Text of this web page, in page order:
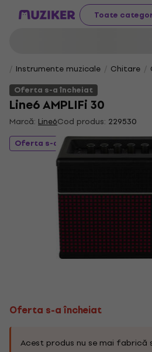
Toate
Instrumente muzicale Chitare
Oferta s-a încheiat
Line6 AMPLIFi 30
Marcă: Line6Cod produs: 229530
Oferta s-a încheiat
Oferta s-a încheiat
Acest produs nu se mai fabrică